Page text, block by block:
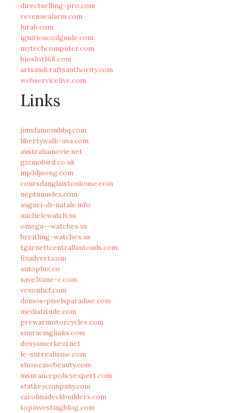
directselling-pro.com
revenuealarm.com
lurab.com
ignitioncoilguide.com
mytechcomputer.com
bioslot168.com
artsandcraftsauthority.com
webservicelive.com
Links
jimsfamousbbq.com
libertywalk-usa.com
australiamovie.net
gizmobird.co.uk
mp3djsong.com
coursdanglaistoulouse.com
neptunuslex.com
auguri-di-natale.info
michelewatch.us
omega--watches.us
breitling-watches.us
tgarnettcentrallautoads.com
fixadvert.com
autopluz.co
save3time-c.com
vexonhcf.com
demos-pixelsparadise.com
mediatitude.com
prewarmotorcycles.com
simracinglinks.com
dosyamerkezi.net
le-surrealisme.com
showcasebeauty.com
insurancepolicyexpert.com
statkeycompany.com
carolinadeckbuilders.com
topinvestingblog.com